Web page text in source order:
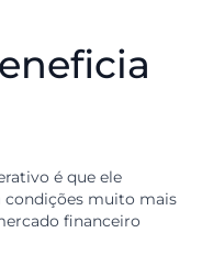
de pessoas e
de serviços que
faz parte dela.
toda a estrutura de
resultando
a cada mês.